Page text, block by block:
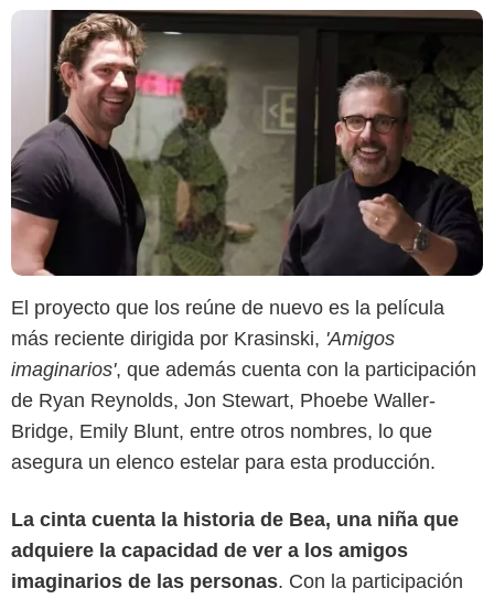
El proyecto que los reúne de nuevo es la película
más reciente dirigida por Krasinski, 'Amigos
imaginarios', que además cuenta con la participación
de Ryan Reynolds, Jon Stewart, Phoebe Waller-
Bridge, Emily Blunt, entre otros nombres, lo que
asegura un elenco estelar para esta producción.
La cinta cuenta la historia de Bea, una niña que
adquiere la capacidad de ver a los amigos
imaginarios de las personas. Con la participación
Variety